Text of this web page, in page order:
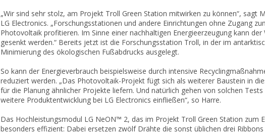
„Wir sind sehr stolz, am Projekt Troll Green Station mitwirken zu können“, sagt
LG Electronics. „Forschungsstationen und andere Einrichtungen ohne Zugang
Photovoltaik profitieren. Im Sinne einer nachhaltigen Energieerzeugung kann
gesenkt werden.“ Bereits jetzt ist die Forschungsstation Troll, in der im
Minimierung des ökologischen Fußabdrucks ausgelegt.
So kann der Energieverbrauch beispielsweise durch intensive
reduziert werden. „Das Photovoltaik-Projekt fügt sich als weiterer Baustein in
für die Planung ähnlicher Projekte liefern. Und natürlich gehen von solchen
weitere Produktentwicklung bei LG Electronics einfließen“, so Harre.
Das Hochleistungsmodul LG NeON™ 2, das im Projekt Troll Green Station zum
besonders effizient: Dabei ersetzen zwölf Drähte die sonst üblichen drei